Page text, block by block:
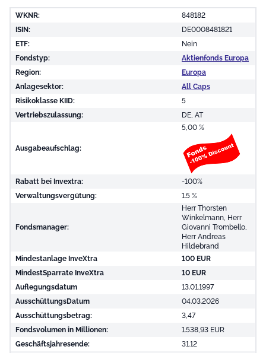
WKNR:
848182
ISIN:
DE0008481821
ETF:
Nein
Fondstyp:
Aktienfonds Europa
Region:
Europa
Anlagesektor:
All Caps
Risikoklasse KIID:
5
Vertriebszulassung:
DE, AT
Ausgabeaufschlag:
5,00 %
Rabatt bei Invextra:
-100%
Verwaltungsvergütung:
1.5 %
Fondsmanager:
Herr Thorsten
Winkelmann, Herr
Giovanni Trombello,
Herr Andreas
Hildebrand
Mindestanlage InveXtra
100 EUR
MindestSparrate InveXtra
10 EUR
Auflegungsdatum
13.01.1997
AusschüttungsDatum
04.03.2026
Ausschüttungsbetrag:
3,47
Fondsvolumen in Millionen:
1.538,93 EUR
Geschäftsjahresende:
31.12